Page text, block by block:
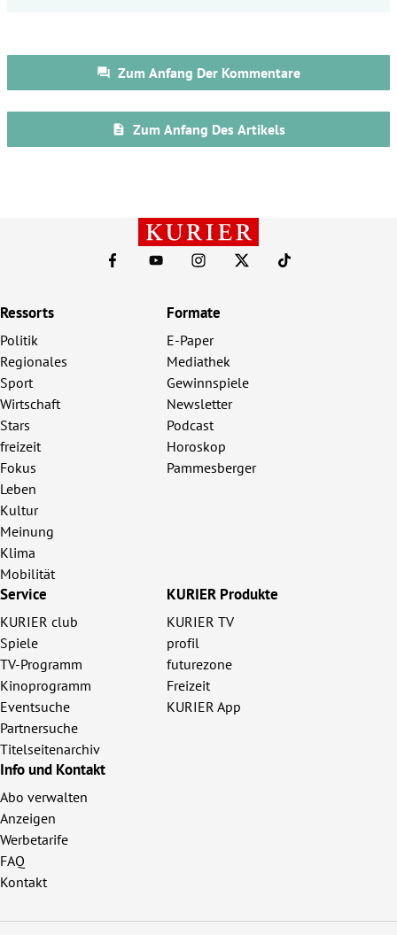
Ressorts
Politik
Regionales
Sport
Wirtschaft
Stars
freizeit
Fokus
Leben
Kultur
Meinung
Klima
Mobilität
Formate
E-Paper
Mediathek
Gewinnspiele
Newsletter
Podcast
Horoskop
Pammesberger
Service
KURIER club
Spiele
TV-Programm
Kinoprogramm
Eventsuche
Partnersuche
Titelseitenarchiv
KURIER Produkte
KURIER TV
profil
futurezone
Freizeit
KURIER App
Info und Kontakt
Abo verwalten
Anzeigen
Werbetarife
FAQ
Kontakt